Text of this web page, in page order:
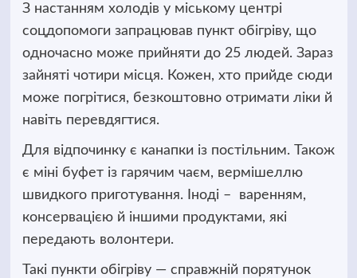
З настанням холодів у міському центрі
соцдопомоги запрацював пункт обігріву, що
одночасно може прийняти до 25 людей. Зараз
зайняті чотири місця. Кожен, хто прийде сюди
може погрітися, безкоштовно отримати ліки й
навіть перевдягтися.
Для відпочинку є канапки із постільним. Також
є міні буфет із гарячим чаєм, вермішеллю
швидкого приготування. Іноді – варенням,
консервацією й іншими продуктами, які
передають волонтери.
Такі пункти обігріву — справжній порятунок